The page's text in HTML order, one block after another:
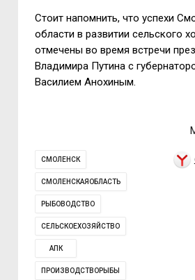
Стоит напомнить, что успехи
области в развитии сельского
отмечены во время встречи
Владимира Путина с
Василием Анохиным.
СМОЛЕНСК
СМОЛЕНСКАЯОБЛАСТЬ
РЫБОВОДСТВО
СЕЛЬСКОЕХОЗЯЙСТВО
АПК
ПРОИЗВОДСТВОРЫБЫ